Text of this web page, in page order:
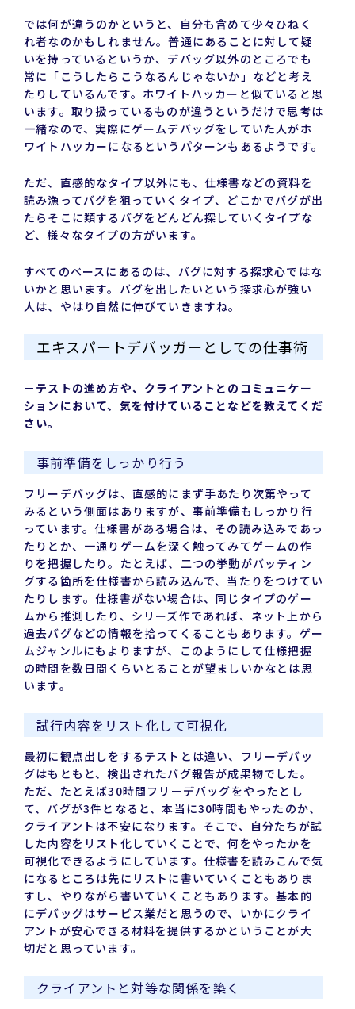
では何が違うのかというと、自分も含めて少々ひねく
れ者なのかもしれません。普通にあることに対して疑
いを持っているというか、デバッグ以外のところでも
常に「こうしたらこうなるんじゃないか」などと考え
たりしているんです。ホワイトハッカーと似ていると思
います。取り扱っているものが違うというだけで思考は
一緒なので、実際にゲームデバッグをしていた人がホ
ワイトハッカーになるというパターンもあるようです。
ただ、直感的なタイプ以外にも、仕様書などの資料を
読み漁ってバグを狙っていくタイプ、どこかでバグが出
たらそこに類するバグをどんどん探していくタイプな
ど、様々なタイプの方がいます。
すべてのベースにあるのは、バグに対する探求心ではな
いかと思います。バグを出したいという探求心が強い
人は、やはり自然に伸びていきますね。
エキスパートデバッガーとしての仕事術
－テストの進め方や、クライアントとのコミュニケー
ションにおいて、気を付けていることなどを教えてくだ
さい。
事前準備をしっかり行う
フリーデバッグは、直感的にまず手あたり次第やって
みるという側面はありますが、事前準備もしっかり行
っています。仕様書がある場合は、その読み込みであっ
たりとか、一通りゲームを深く触ってみてゲームの作
りを把握したり。たとえば、二つの挙動がバッティン
グする箇所を仕様書から読み込んで、当たりをつけてい
たりします。仕様書がない場合は、同じタイプのゲー
ムから推測したり、シリーズ作であれば、ネット上から
過去バグなどの情報を拾ってくることもあります。ゲー
ムジャンルにもよりますが、このようにして仕様把握
の時間を数日間くらいとることが望ましいかなとは思
います。
試行内容をリスト化して可視化
最初に観点出しをするテストとは違い、フリーデバッ
グはもともと、検出されたバグ報告が成果物でした。
ただ、たとえば30時間フリーデバッグをやったとし
て、バグが3件となると、本当に30時間もやったのか、
クライアントは不安になります。そこで、自分たちが試
した内容をリスト化していくことで、何をやったかを
可視化できるようにしています。仕様書を読みこんで気
になるところは先にリストに書いていくこともありま
すし、やりながら書いていくこともあります。基本的
にデバッグはサービス業だと思うので、いかにクライ
アントが安心できる材料を提供するかということが大
切だと思っています。
クライアントと対等な関係を築く